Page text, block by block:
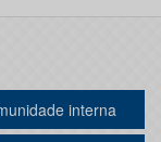
interna